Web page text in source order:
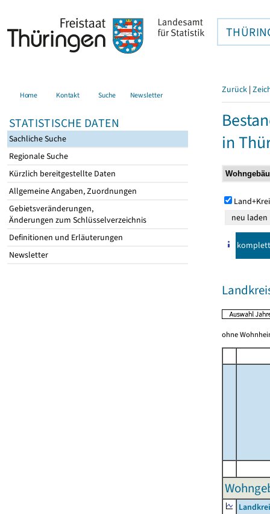
Home Kontakt Suche Newsletter
STATISTISCHE DATEN
Sachliche Suche
Regionale Suche
Kürzlich bereitgestellte Daten
Allgemeine Angaben, Zuordnungen
Gebietsveränderungen,
Änderungen zum Schlüsselverzeichnis
Definitionen und Erläuterungen
Newsletter
Zurück |
in
komplett
ohne